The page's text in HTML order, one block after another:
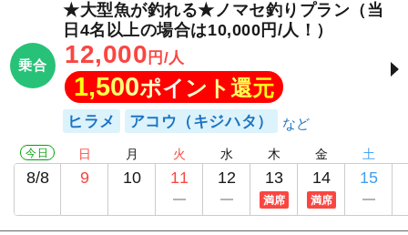
乗合
★大型魚が釣れる★ノマセ釣りプラン（当
日4名以上の場合は10,000円/人！）
12,000 円/人
1,500ポイント還元
ヒラメ アコウ（キジハタ）
今日
8/8
日
9
月
10
火
11
水
12
木
13
満席
金
14
満席
土
15